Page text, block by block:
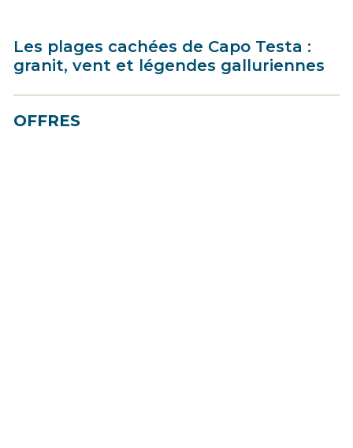
Les plages cachées de Capo Testa :
granit, vent et légendes galluriennes
OFFRES